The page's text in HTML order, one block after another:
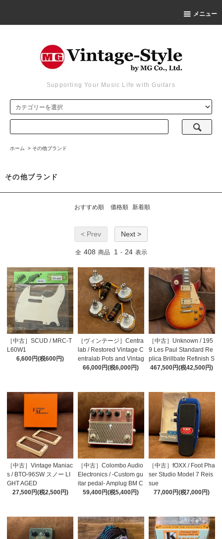
メニュー
Supporting Your Music Life with Guitars
ホーム > その他ブランド
その他ブランド
おすすめ順 価格順 新着順
< Prev Next >
全 408 商品 1 - 24 表示
［中古］SCUD / MRC-T
L60W1
6,600円(税600円)
［ヴィンテージ］Centra
lab / Restored Vintage C
entralab Pots and Vintag
e Bumblebee Capacitor
66,000円(税6,000円)
［中古］Unknown / 195
9 Les Paul Standard Re
plica Brillbate Refinish S
unburst Top
467,500円(税42,500円)
［中古］Vintage Maniac
s / BTO-96SW スノー LI
GHT AGED
27,500円(税2,500円)
［中古］Colombo Audio
Electronics / -Custom gu
itar pedal- Amplug BM C
onversion Pedal
59,400円(税5,400円)
［中古］fOXX / Foot Pha
ser Studio Model 7 Reis
sue
77,000円(税7,000円)